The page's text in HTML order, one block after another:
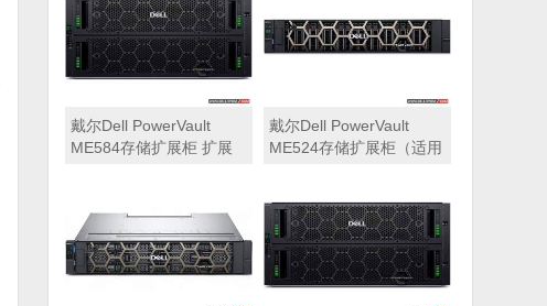
戴尔Dell PowerVault
ME584存储扩展柜 扩展
ME5224，ME5284等主
存储扩展）
戴尔Dell PowerVault
ME524存储扩展柜（适用